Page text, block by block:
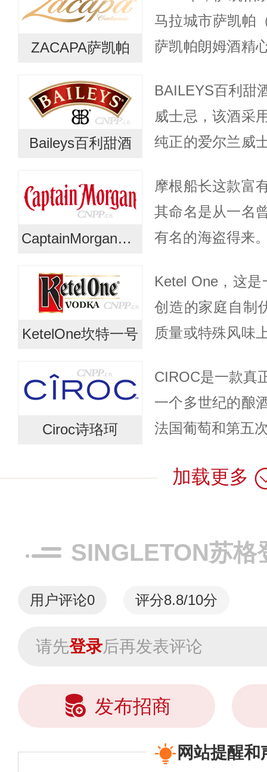
ZACAPA萨凯帕
马拉城市萨凯帕
萨凯帕朗姆酒精
帕朗姆酒在高达
Baileys百利甜酒
BAILEYS百利甜
威士忌，该酒采
纯正的爱尔兰威
工艺技术，百利
丝绸...
CaptainMorgan摩根船长
摩根船长这款富
其命名是从一名
有名的海盗得来
加勒比海盗的精
KetelOne坎特一号
Ketel One，这
创造的家庭自制
质量或特殊风味
都是在铜锅...
Ciroc诗珞珂
CIROC是一款真
一个多世纪的酿
法国葡萄和第五
CIROC伏特加
加载更多
SINGLETON苏格
用户评论0 评分8.8/10分
请先登录后再发表评论
发布招商
网站提醒和